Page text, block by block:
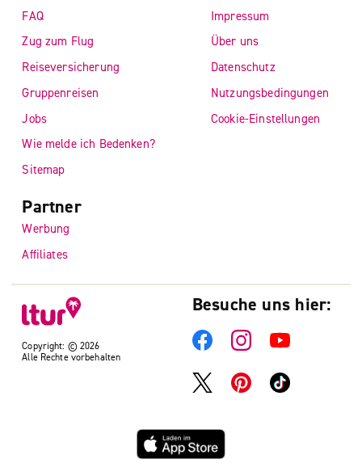
Copyright: © 2026
Alle Rechte vorbehalten
FAQ
Zug zum Flug
Reiseversicherung
Gruppenreisen
Jobs
Wie melde ich Bedenken?
Sitemap
Impressum
Über uns
Datenschutz
Nutzungsbedingungen
Cookie-Einstellungen
Partner
Werbung
Affiliates
Besuche uns hier: